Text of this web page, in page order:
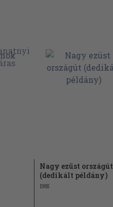
Nagy ezüst országút
(dedikált példány)
1985